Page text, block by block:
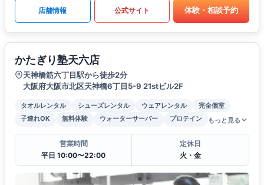
店舗情報 公式サイト 体験・相談予約
かたぎり塾天六店
天神橋筋六丁目駅から徒歩2分
大阪府大阪市北区天神橋6丁目5-9 21stビル2F
タオルレンタル シューズレンタル ウェアレンタル
完全個室
子連れOK
無料体験 ウォーターサーバー プロテイン もっと見る
営業時間
平日 10:00〜22:00
定休日
火・金